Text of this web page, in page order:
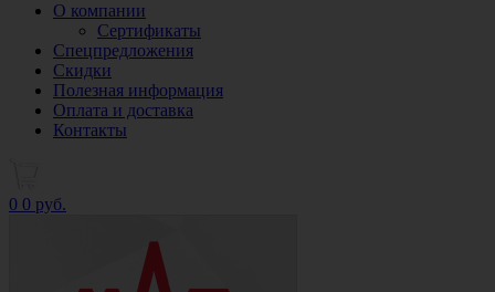
О компании
Сертификаты
Спецпредложения
Скидки
Полезная информация
Оплата и доставка
Контакты
0 0 руб.